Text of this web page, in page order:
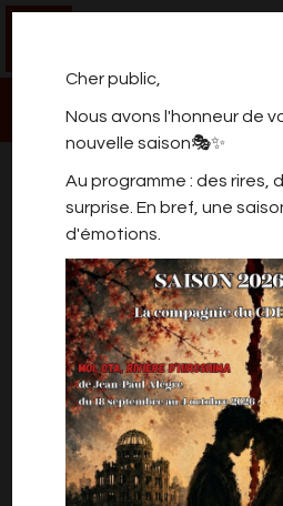
Cher public,
Nous avons l'honneur de
nouvelle saison🎭✨
Au programme : des rires,
surprise. En bref, une
d'émotions.
ROBBY. JEU,
Robby présente son
one-man-show mêlant
et humour belge
Quand les mots
Dans Jeu, Sept et Mots,
à rire — une phrase
improbable, un détail du
Entre absurdité et poésie,